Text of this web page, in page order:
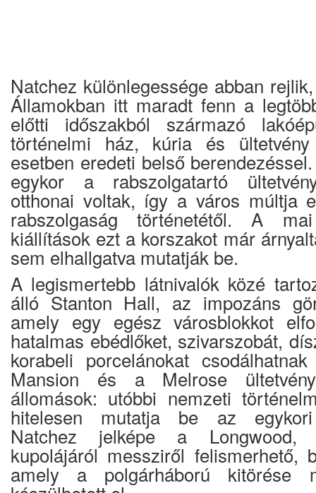
Natchez különlegessége abban
Államokban itt maradt fenn a
előtti időszakból származó
történelmi ház, kúria és
esetben eredeti belső
egykor a rabszolgatartó
otthonai voltak, így a város múltja
rabszolgaság történetétől. A
kiállítások ezt a korszakot már
sem elhallgatva mutatják be.
A legismertebb látnivalók közé
álló Stanton Hall, az impozáns
amely egy egész városblokkot
hatalmas ebédlőket, szivarszobát,
korabeli porcelánokat
Mansion és a Melrose
állomások: utóbbi nemzeti
hitelesen mutatja be az egykori
Natchez jelképe a Longwood,
kupolájáról messziről felismerhető,
amely a polgárháború kitörése